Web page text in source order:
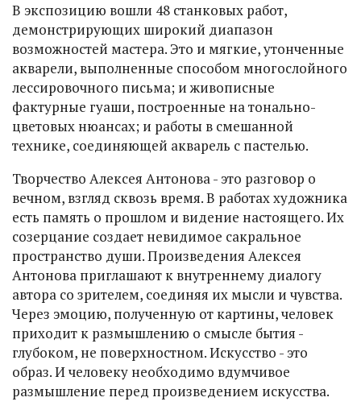
В экспозицию вошли 48 станковых работ,
демонстрирующих широкий диапазон
возможностей мастера. Это и мягкие, утонченные
акварели, выполненные способом многослойного
лессировочного письма; и живописные
фактурные гуаши, построенные на тонально-
цветовых нюансах; и работы в смешанной
технике, соединяющей акварель с пастелью.
Творчество Алексея Антонова - это разговор о
вечном, взгляд сквозь время. В работах художника
есть память о прошлом и видение настоящего. Их
созерцание создает невидимое сакральное
пространство души. Произведения Алексея
Антонова приглашают к внутреннему диалогу
автора со зрителем, соединяя их мысли и чувства.
Через эмоцию, полученную от картины, человек
приходит к размышлению о смысле бытия -
глубоком, не поверхностном. Искусство - это
образ. И человеку необходимо вдумчивое
размышление перед произведением искусства.